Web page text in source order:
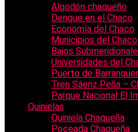
Algodón chaqueño
Dengue en el Chaco
Economía del Chaco
Municipios del Chaco
Bajos
Universidades del
Puerto de
Tren Sáenz Peña –
Parque Nacional El
Quinielas
Quiniela Chaqueña
Poceada Chaqueña